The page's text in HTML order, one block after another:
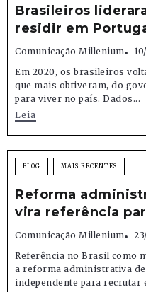
Brasileiros
residir em
Comunicação Millenium
Em 2020, os brasileiros
que mais obtiveram, do
para viver no país. Dados...
Leia
BLOG MAIS RECENTES
Reforma
vira referência
Comunicação Millenium
Referência no Brasil como
a reforma administrativa
independente para recrutar